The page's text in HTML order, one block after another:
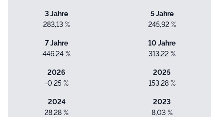
3 Jahre
283,13 %
5 Jahre
245,92 %
7 Jahre
446,24 %
10 Jahre
313,22 %
2026
-0,25 %
2025
153,28 %
2024
28,28 %
2023
8,03 %